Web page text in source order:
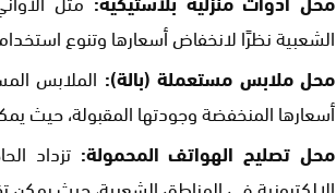
الشعبية نظرًا لانخفاض أسعارها وتنوع
محل ملابس مستعملة (بالة): الملابس
أسعارها المنخفضة وجودتها المقبولة، حيث
محل تصليح الهواتف المحمولة: تزداد